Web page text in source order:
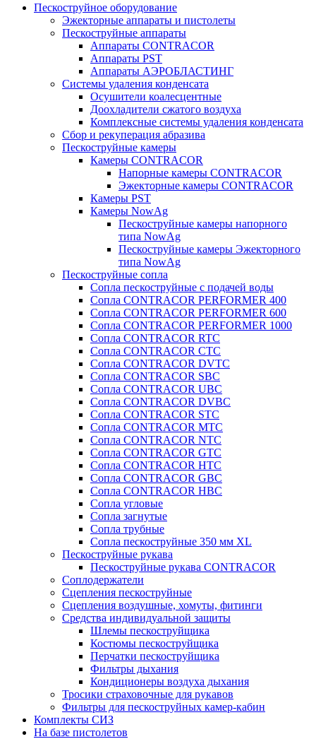
Пескоструйное оборудование
Эжекторные аппараты и пистолеты
Пескоструйные аппараты
Аппараты CONTRACOR
Аппараты PST
Аппараты АЭРОБЛАСТИНГ
Системы удаления конденсата
Осушители коалесцентные
Доохладители сжатого воздуха
Комплексные системы удаления конденсата
Сбор и рекуперация абразива
Пескоструйные камеры
Камеры CONTRACOR
Напорные камеры CONTRACOR
Эжекторные камеры CONTRACOR
Камеры PST
Камеры NowAg
Пескоструйные камеры напорного
типа NowAg
Пескоструйные камеры Эжекторного
типа NowAg
Пескоструйные сопла
Сопла пескоструйные с подачей воды
Сопла CONTRACOR PERFORMER 400
Сопла CONTRACOR PERFORMER 600
Сопла CONTRACOR PERFORMER 1000
Сопла CONTRACOR RTC
Сопла CONTRACOR CTC
Сопла CONTRACOR DVTC
Сопла CONTRACOR SBC
Сопла CONTRACOR UBC
Сопла CONTRACOR DVBC
Сопла CONTRACOR STC
Сопла CONTRACOR MTC
Сопла CONTRACOR NTC
Сопла CONTRACOR GTC
Сопла CONTRACOR HTC
Сопла CONTRACOR GBC
Сопла CONTRACOR HBC
Сопла угловые
Сопла загнутые
Сопла трубные
Сопла пескоструйные 350 мм XL
Пескоструйные рукава
Пескоструйные рукава CONTRACOR
Соплодержатели
Сцепления пескоструйные
Сцепления воздушные, хомуты, фитинги
Средства индивидуальной защиты
Шлемы пескоструйщика
Костюмы пескоструйщика
Перчатки пескоструйщика
Фильтры дыхания
Кондиционеры воздуха дыхания
Тросики страховочные для рукавов
Фильтры для пескоструйных камер-кабин
Комплекты СИЗ
На базе пистолетов